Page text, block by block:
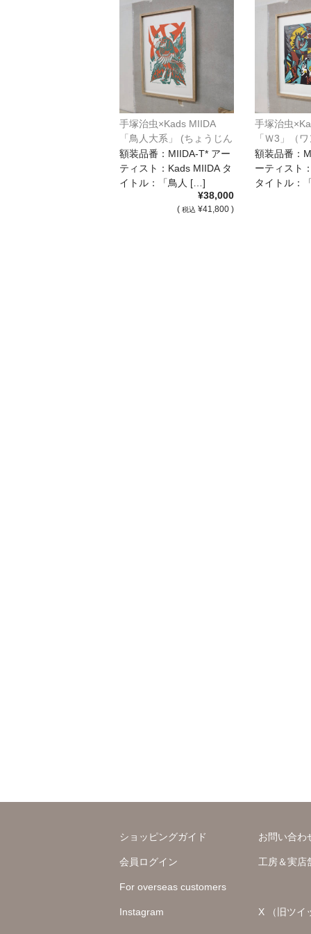
手塚治虫×Kads MIIDA
「鳥人大系」 (ちょうじん
たいけい) アトリエフォ
ロンオリジナル額装
額装品番：MIIDA-T* アー
ティスト：Kads MIIDA タ
イトル：「鳥人 […]
¥38,000
( 税込 ¥41,800 )
手塚治虫
「Ｗ3」（
ー）アトリ
リジナル額
額装品番：
ーティスト
タイトル：
ショッピングガイド お問い合わ
会員ログイン 工房＆実店
For overseas customers
Instagram X （旧ツイ